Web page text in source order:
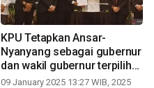
KPU Tetapkan Ansar-
Nyanyang sebagai gubernur
dan wakil gubernur terpilih
periode 2025-2030
09 January 2025 13:27 WIB, 2025